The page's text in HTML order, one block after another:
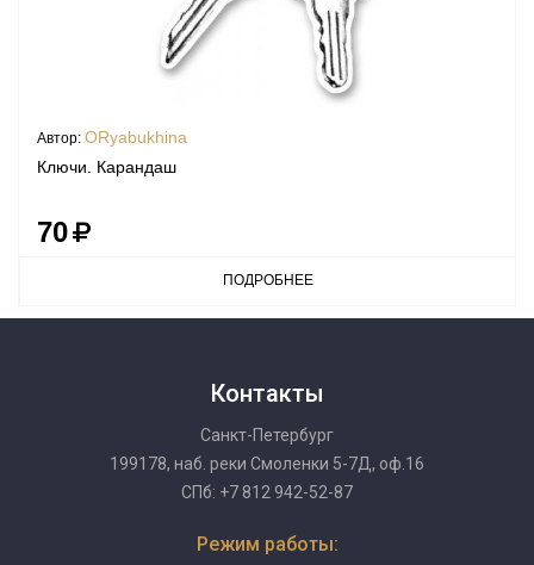
Автор: ORyabukhina
Ключи. Карандаш
70
ПОДРОБНЕЕ
Контакты
Санкт-Петербург
199178, наб. реки Смоленки 5-7Д, оф.16
СПб: +7 812 942-52-87
Режим работы: